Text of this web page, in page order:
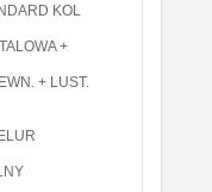
KOL
+
+ LUST.